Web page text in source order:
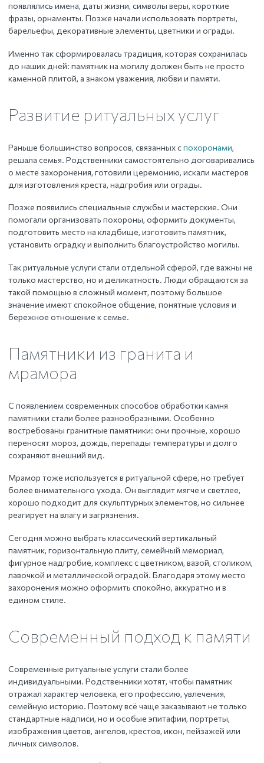
появлялись имена, даты жизни, символы веры, короткие
фразы, орнаменты. Позже начали использовать портреты,
барельефы, декоративные элементы, цветники и ограды.
Именно так сформировалась традиция, которая сохранилась
до наших дней: памятник на могилу должен быть не просто
каменной плитой, а знаком уважения, любви и памяти.
Развитие ритуальных услуг
Раньше большинство вопросов, связанных спохоронами,
решала семья. Родственники самостоятельно договаривались
о месте захоронения, готовили церемонию, искали мастеров
для изготовления креста, надгробия или ограды.
Позже появились специальные службы и мастерские. Они
помогали организовать похороны, оформить документы,
подготовить место на кладбище, изготовить памятник,
установить оградку и выполнить благоустройство могилы.
Так ритуальные услуги стали отдельной сферой, где важны не
только мастерство, но и деликатность. Люди обращаются за
такой помощью в сложный момент, поэтому большое
значение имеют спокойное общение, понятные условия и
бережное отношение к семье.
Памятники из гранита и
мрамора
С появлением современных способов обработки камня
памятники стали более разнообразными. Особенно
востребованы гранитные памятники: они прочные, хорошо
переносят мороз, дождь, перепады температуры и долго
сохраняют внешний вид.
Мрамор тоже используется в ритуальной сфере, но требует
более внимательного ухода. Он выглядит мягче и светлее,
хорошо подходит для скульптурных элементов, но сильнее
реагирует на влагу и загрязнения.
Сегодня можно выбрать классический вертикальный
памятник, горизонтальную плиту, семейный мемориал,
фигурное надгробие, комплекс с цветником, вазой, столиком,
лавочкой и металлической оградой. Благодаря этому место
захоронения можно оформить спокойно, аккуратно и в
едином стиле.
Современный подход к памяти
Современные ритуальные услуги стали более
индивидуальными. Родственники хотят, чтобы памятник
отражал характер человека, его профессию, увлечения,
семейную историю. Поэтому всё чаще заказывают не только
стандартные надписи, но и особые эпитафии, портреты,
изображения цветов, ангелов, крестов, икон, пейзажей или
личных символов.